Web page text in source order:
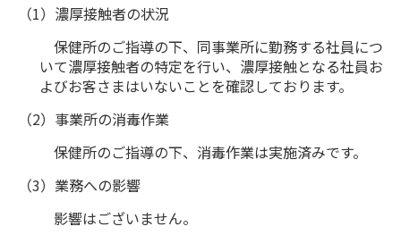
マイページでできること
新規登録
ログイン
お見積りシミュレーション
資料請求
保険の探し方のポイント
保険かんたん診断
これからのライフイベントでかかる費用とは？
法人向け資料請求
お問い合わせ先
保険
医療
子育て
ライフプラン
ご挨拶
経営理念・経営戦略
財務情報
株主・投資家のみなさまへ
日本郵政グループとしての取り組み
採用情報
サステナビリティ
株主・投資家のみなさまへ
採用情報
（1）濃厚接触者の状況
保健所のご指導の下、同事業所に勤務する社員につ
いて濃厚接触者の特定を行い、濃厚接触となる社員お
よびお客さまはいないことを確認しております。
（2）事業所の消毒作業
保健所のご指導の下、消毒作業は実施済みです。
（3）業務への影響
影響はございません。